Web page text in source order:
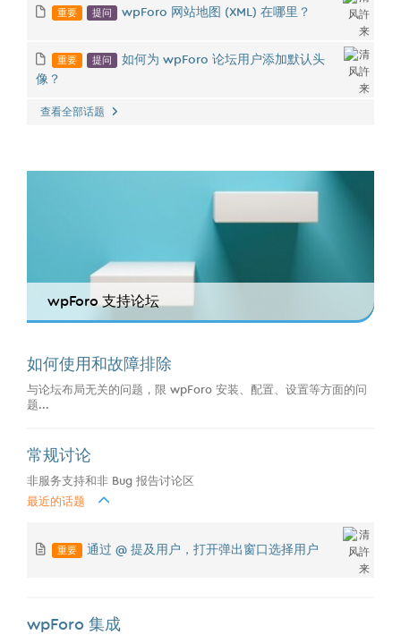
重要 提问 wpForo 网站地图 (XML) 在哪里？
重要 提问
如何为 wpForo 论坛用户添加默认头
像？
查看全部话题
wpForo 支持论坛
如何使用和故障排除
与论坛布局无关的问题，限 wpForo 安装、配置、设置等方面的问
题...
常规讨论
非服务支持和非 Bug 报告讨论区
最近的话题
重要 通过 @ 提及用户，打开弹出窗口选择用户
wpForo 集成